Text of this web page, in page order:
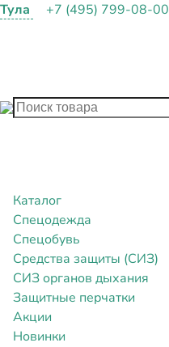
Тула +7 (495) 799-08-00
Каталог
Спецодежда
Спецобувь
Средства защиты (СИЗ)
СИЗ органов дыхания
Защитные перчатки
Акции
Новинки